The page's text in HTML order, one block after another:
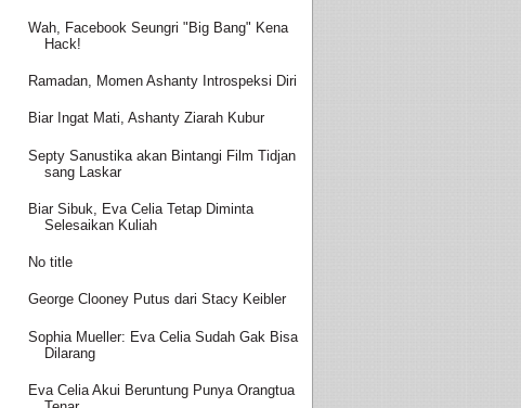
Wah, Facebook Seungri "Big Bang" Kena
Hack!
Ramadan, Momen Ashanty Introspeksi Diri
Biar Ingat Mati, Ashanty Ziarah Kubur
Septy Sanustika akan Bintangi Film Tidjan
sang Laskar
Biar Sibuk, Eva Celia Tetap Diminta
Selesaikan Kuliah
No title
George Clooney Putus dari Stacy Keibler
Sophia Mueller: Eva Celia Sudah Gak Bisa
Dilarang
Eva Celia Akui Beruntung Punya Orangtua